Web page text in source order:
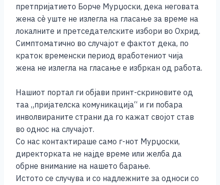
претпријатието Борче Мурџоски, дека неговата
жена сѐ уште не излегла на гласање за време на
локалните и претседателските избори во Охрид.
Симптоматично во случајот е фактот дека, по
краток временски период вработениот чија
жена не излегла на гласање е избркан од работа.
Нашиот портал ги објави принт-скриновите од
таа „пријателска комуникација“ и ги побара
инволвираните страни да го кажат својот став
во однос на случајот.
Со нас контактираше само г-нот Мурџоски,
директорката не најде време или желба да
обрне внимание на нашето барање.
Истото се случува и со надлежните за односи со